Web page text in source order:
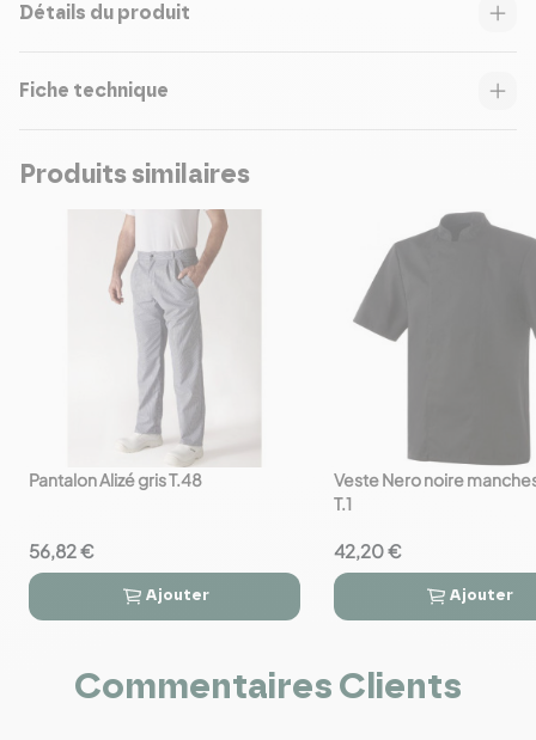
Détails du produit
Fiche technique
Produits similaires
favorite_border
Pantalon Alizé gris T.48
56,82 €
 
Ajouter
favorite_border
Veste Nero noire
T.1
42,20 €
 
Ajouter
Commentaires Clients